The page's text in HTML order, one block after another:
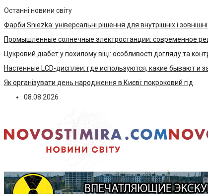
Останні новини світу
Фарби Sniezka: універсальні рішення для внутрішніх і
Промышленные солнечные электростанции: современное
Цукровий діабет у похилому віці: особливості догляду та
Настенные LCD-дисплеи: где используются, какие бывают и
Як організувати день народження в Києві: покроковий гід
08.08.2026